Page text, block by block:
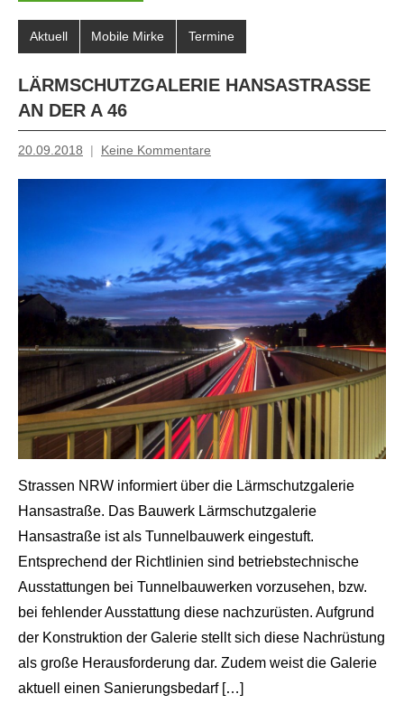
Aktuell Mobile Mirke Termine
LÄRMSCHUTZGALERIE HANSASTRASSE A
N DER A 46
20.09.2018
Inge
Grau
Keine Kommentare
Strassen NRW informiert über die Lärmschutzgalerie
Hansastraße. Das Bauwerk Lärmschutzgalerie
Hansastraße ist als Tunnelbauwerk eingestuft.
Entsprechend der Richtlinien sind betriebstechnische
Ausstattungen bei Tunnelbauwerken vorzusehen, bzw.
bei fehlender Ausstattung diese nachzurüsten. Aufgrund
der Konstruktion der Galerie stellt sich diese Nachrüstung
als große Herausforderung dar. Zudem weist die Galerie
aktuell einen Sanierungsbedarf […]